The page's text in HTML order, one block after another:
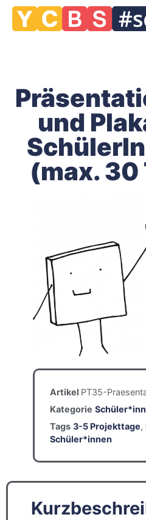
und
(max. 30
Artikel PT35-
Kategorie
Tags 3-5 Projekttage,
Schüler*innen